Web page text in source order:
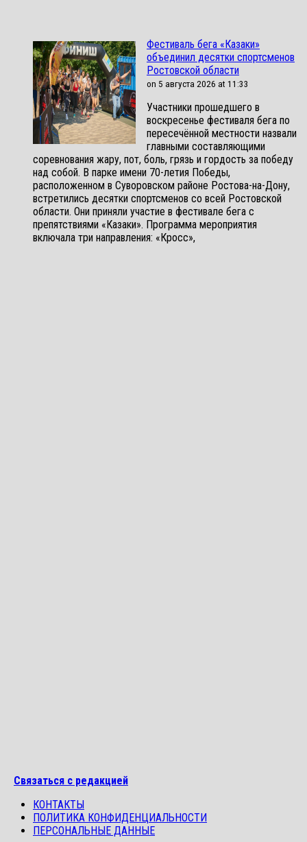
Фестиваль бега «Казаки»
объединил десятки спортсменов
Ростовской области
on 5 августа 2026 at 11:33
Участники прошедшего в
воскресенье фестиваля бега по
пересечённой местности назвали
главными составляющими
соревнования жару, пот, боль, грязь и гордость за победу
над собой. В парке имени 70-летия Победы,
расположенном в Суворовском районе Ростова-на-Дону,
встретились десятки спортсменов со всей Ростовской
области. Они приняли участие в фестивале бега с
препятствиями «Казаки». Программа мероприятия
включала три направления: «Кросс»,
Связаться с редакцией
КОНТАКТЫ
ПОЛИТИКА КОНФИДЕНЦИАЛЬНОСТИ
ПЕРСОНАЛЬНЫЕ ДАННЫЕ